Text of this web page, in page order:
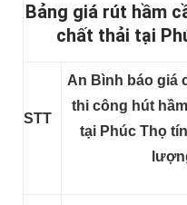
Bảng giá rút hầm
chất thải tại
STT
An Bình báo giá
thi công hút
tại Phúc Thọ